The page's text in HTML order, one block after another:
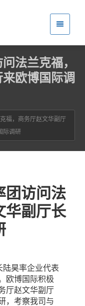
法兰克福，
欧博国际调
福，商务厅赵文华副厅
际调研
团访问法
华副厅长
陆昊率企业代表
欧博国际积极
厅赵文华副厅
，考察我司与